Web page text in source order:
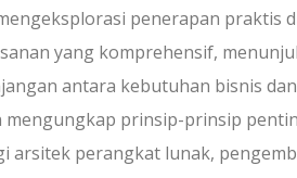
penerapan praktis
yang komprehensif,
antara kebutuhan bisnis
mengungkap prinsip-prinsip
arsitek perangkat lunak,